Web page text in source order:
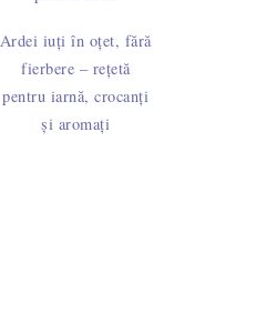
Ardei iuți în oțet, fără
fierbere – rețetă
pentru iarnă, crocanți
și aromați